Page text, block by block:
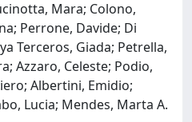
Mara; Colono,
Perrone, Davide; Di
Terceros, Giada; Petrella,
Azzaro, Celeste; Podio,
Albertini, Emidio;
Lucia; Mendes, Marta A.